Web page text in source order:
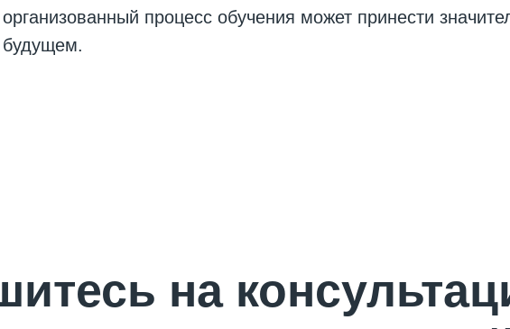
организованный процесс обучения может принести
будущем.
на